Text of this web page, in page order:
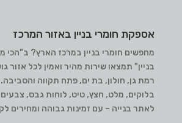
אספקת חומרי בניין באזור המרכז
מחפשים חומרי בניין במרכז הארץ? ב"הכי
בניין" תמצאו שירות מהיר ואמין לכל אזור
רמת גן, חולון, בת ים, פתח תקווה
בלוקים, מלט, חצץ, טיט, לוחות גבס,
לאתר בנייה – עם זמינות גבוהה ומחירים